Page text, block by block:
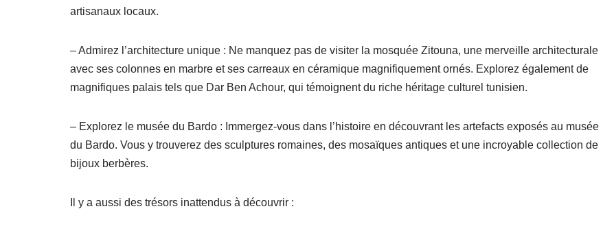
artisanaux locaux.
– Admirez l’architecture unique : Ne manquez pas de visiter la mosquée Zitouna, une merveille architecturale
avec ses colonnes en marbre et ses carreaux en céramique magnifiquement ornés. Explorez également de
magnifiques palais tels que Dar Ben Achour, qui témoignent du riche héritage culturel tunisien.
– Explorez le musée du Bardo : Immergez-vous dans l’histoire en découvrant les artefacts exposés au musée
du Bardo. Vous y trouverez des sculptures romaines, des mosaïques antiques et une incroyable collection de
bijoux berbères.
Il y a aussi des trésors inattendus à découvrir :